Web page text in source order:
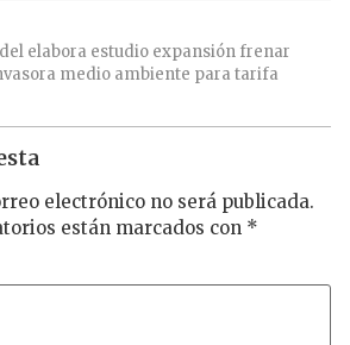
del elabora estudio expansión frenar
medio ambiente para tarifa
electrónico no será publicada.
están marcados con *